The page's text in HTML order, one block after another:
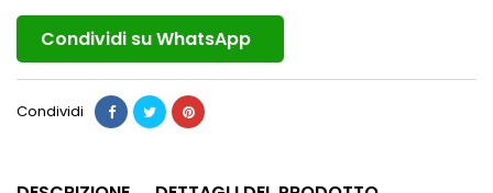
Condividi su WhatsApp
Condividi